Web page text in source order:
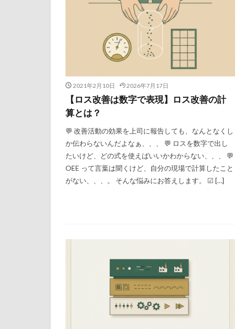
2021年2月10日 2026年7月17日
【ロス改善は数字で表現】ロス改善の計
算とは？
💬 改善活動の効果を上司に報告しても、なんとなくし
か伝わらないんだよなぁ、、、 💬 ロスを数字で出し
たいけど、どの式を使えばいいかわからない、、、 💬
OEE って言葉は聞くけど、自分の現場で計算したこと
がない、、、。 そんな悩みにお答えします。 ☑ […]